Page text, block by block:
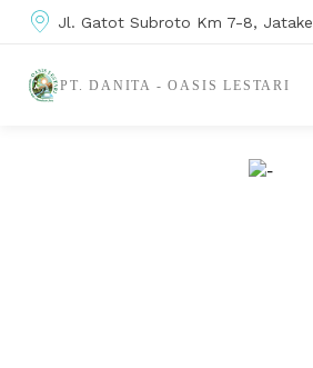
Jl. Gatot Subroto Km 7-8, Jatake
PT. DANITA - OASIS LESTARI